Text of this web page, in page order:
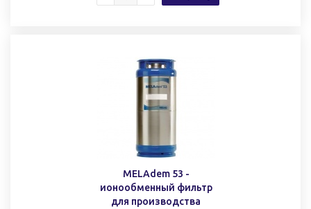
MELAdem 53 -
ионообменный фильтр
для производства